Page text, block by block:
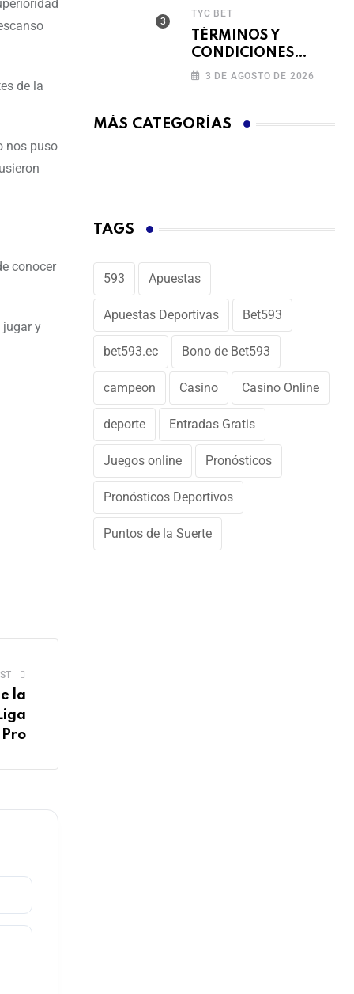
de la
nos puso
conocer
jugar y
la
Pro
TYC BET
TÉRMINOS Y
CONDICIONES
FERIADO DE
3 DE AGOSTO DE 2026
MÁS CATEGORÍAS
TAGS
593 Apuestas
Apuestas Deportivas Bet593
bet593.ec Bono de Bet593
campeon Casino Casino Online
deporte Entradas Gratis
Juegos online Pronósticos
Pronósticos Deportivos
Puntos de la Suerte